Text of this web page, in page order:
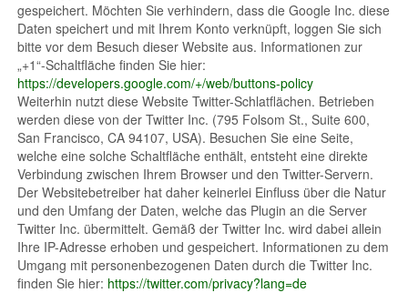
gespeichert. Möchten Sie verhindern, dass die Google Inc. diese
Daten speichert und mit Ihrem Konto verknüpft, loggen Sie sich
bitte vor dem Besuch dieser Website aus. Informationen zur
„+1“-Schaltfläche finden Sie hier:
https://developers.google.com/+/web/buttons-policy
Weiterhin nutzt diese Website Twitter-Schlatflächen. Betrieben
werden diese von der Twitter Inc. (795 Folsom St., Suite 600,
San Francisco, CA 94107, USA). Besuchen Sie eine Seite,
welche eine solche Schaltfläche enthält, entsteht eine direkte
Verbindung zwischen Ihrem Browser und den Twitter-Servern.
Der Websitebetreiber hat daher keinerlei Einfluss über die Natur
und den Umfang der Daten, welche das Plugin an die Server
Twitter Inc. übermittelt. Gemäß der Twitter Inc. wird dabei allein
Ihre IP-Adresse erhoben und gespeichert. Informationen zu dem
Umgang mit personenbezogenen Daten durch die Twitter Inc.
finden Sie hier: https://twitter.com/privacy?lang=de